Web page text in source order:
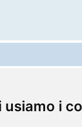
usiamo i